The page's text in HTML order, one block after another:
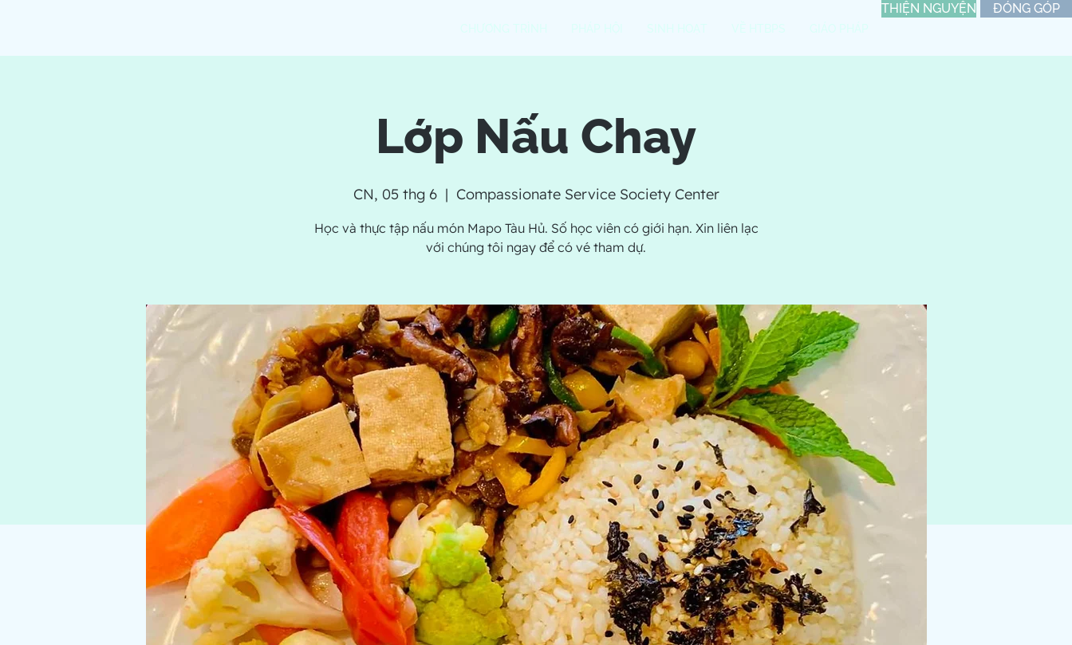
ĐÓNG GÓP
THIỆN NGUYỆN
Lớp Nấu Chay
CN, 05 thg 6
  |
Compassionate Service Society Center
Học và thực tập nấu món Mapo Tàu Hủ. Số học viên có giới hạn. Xin liên lạc
với chúng tôi ngay để có vé tham dự.